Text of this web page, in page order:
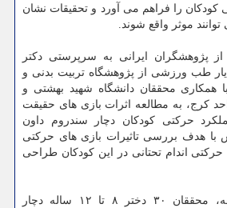
کودکان را فراهم می آورد و تحقیقات نشان
موثر واقع شوند.
از پژوهشگران ایرانی به سرپرستی دکتر
طب ورزشی از پژوهشگاه تربیت بدنی و
همکاری محققان دانشگاه شهید بهشتی و
کرج، به مطالعه اثرات بازی های حقیقت
حرکتی کودکان دچار سندروم داون
با هدف بررسی تاثیرات بازی های حرکتی
حرکتی اندام تحتانی در این کودکان طراحی
برای انجام این مطالعه، محققان ۳۰ دختر ۸ تا ۱۲ ساله دچار